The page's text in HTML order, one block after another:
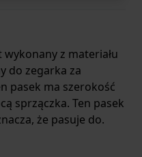
z materiału
do zegarka za
pasek ma szerokość
sprzączka. Ten pasek
że pasuje do.